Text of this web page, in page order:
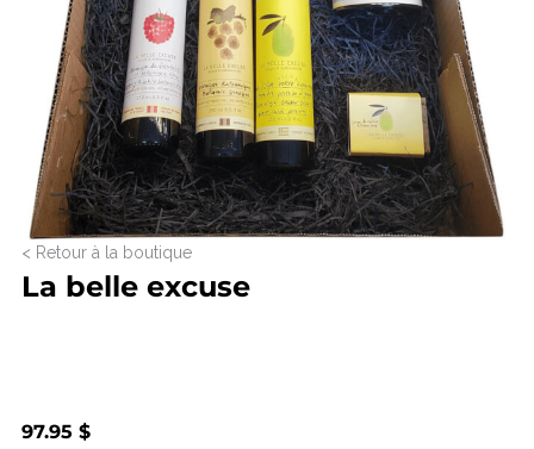
< Retour à la boutique
La belle excuse
97.95 $